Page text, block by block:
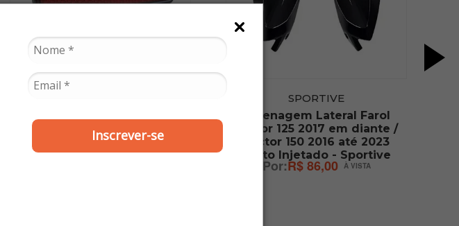
Inscrever-se
2012 até 2015 / Biz 110 / Biz 125
2012 até 2017 - Gvs
SPORTIVE
Carenagem Lateral Farol
Factor 125 2017 em diante /
Factor 150 2016 até 2023
Preto Injetado - Sportive
R$ 86,00